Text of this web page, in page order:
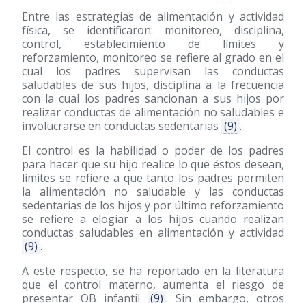
Entre las estrategias de alimentación y actividad
física, se identificaron: monitoreo, disciplina,
control, establecimiento de límites y
reforzamiento, monitoreo se refiere al grado en el
cual los padres supervisan las conductas
saludables de sus hijos, disciplina a la frecuencia
con la cual los padres sancionan a sus hijos por
realizar conductas de alimentación no saludables e
involucrarse en conductas sedentarias (9) .
El control es la habilidad o poder de los padres
para hacer que su hijo realice lo que éstos desean,
límites se refiere a que tanto los padres permiten
la alimentación no saludable y las conductas
sedentarias de los hijos y por último reforzamiento
se refiere a elogiar a los hijos cuando realizan
conductas saludables en alimentación y actividad
(9) .
A este respecto, se ha reportado en la literatura
que el control materno, aumenta el riesgo de
presentar OB infantil
(9) . Sin embargo, otros